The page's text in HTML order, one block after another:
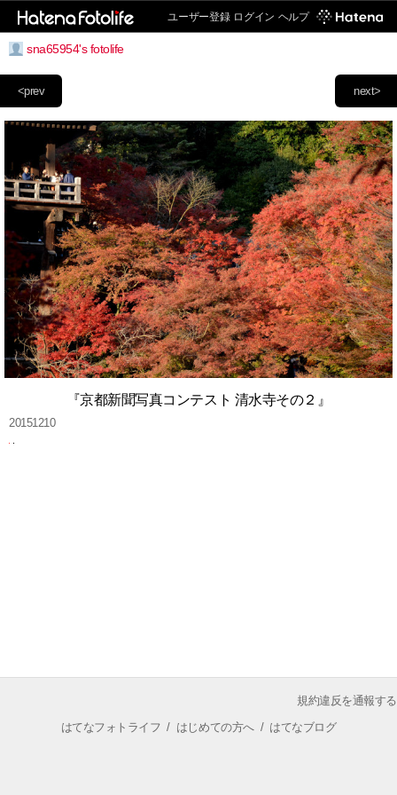
ユーザー登録 ログイン ヘルプ
sna65954's fotolife
next>
<prev
『京都新聞写真コンテスト 清水寺その２』
20151210
規約違反を通報する
はてなフォトライフ / はじめての方へ/ はてなブログ